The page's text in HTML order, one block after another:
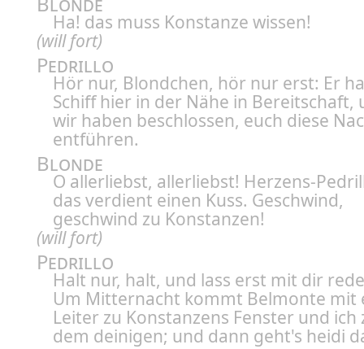
Ha! das muss Konstanze wissen!
(will fort)
Pedrillo
Hör nur, Blondchen, hör nur erst: Er
Schiff hier in der Nähe in Bereitschaft,
wir haben beschlossen, euch diese
entführen.
Blonde
O allerliebst, allerliebst! Herzens-
das verdient einen Kuss. Geschwind,
geschwind zu Konstanzen!
(will fort)
Pedrillo
Halt nur, halt, und lass erst mit dir
Um Mitternacht kommt Belmonte mit
Leiter zu Konstanzens Fenster und ich
dem deinigen; und dann geht's heidi